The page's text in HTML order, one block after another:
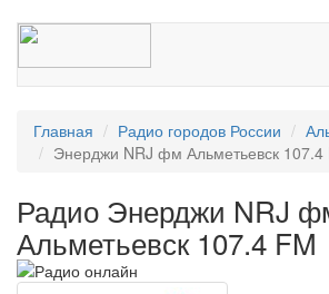
Главная Радио городов России
Энерджи NRJ фм Альметьевск 107.4
Радио Энерджи NRJ
Альметьевск 107.4 FM